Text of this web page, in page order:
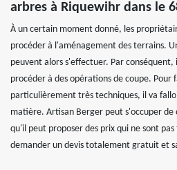
arbres à Riquewihr dans le
À un certain moment donné, les
procéder à l'aménagement des terrains.
peuvent alors s'effectuer. Par
procéder à des opérations de coupe. Pour
particulièrement très techniques, il va
matière. Artisan Berger peut s'occuper de
qu'il peut proposer des prix qui ne sont pas
demander un devis totalement gratuit et